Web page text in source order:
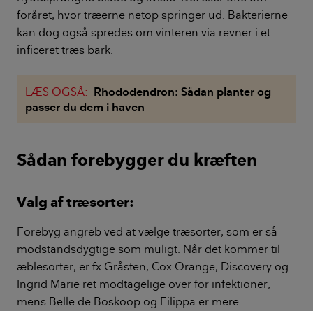
foråret, hvor træerne netop springer ud. Bakterierne
kan dog også spredes om vinteren via revner i et
inficeret træs bark.
LÆS OGSÅ: Rhododendron: Sådan planter og
passer du dem i haven
Sådan forebygger du kræften
Valg af træsorter:
Forebyg angreb ved at vælge træsorter, som er så
modstandsdygtige som muligt. Når det kommer til
æblesorter, er fx Gråsten, Cox Orange, Discovery og
Ingrid Marie ret modtagelige over for infektioner,
mens Belle de Boskoop og Filippa er mere